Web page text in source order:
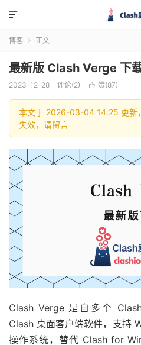

博客  正文
最新版 Clash Verge 下
2023-12-28 评论(2)  赞(87)
本文于 2026-03-04 14:25 更新
失效，请留言
Clash Verge 是自多个
Clash 桌面客户端软件，支持
操作系统，替代 Clash for